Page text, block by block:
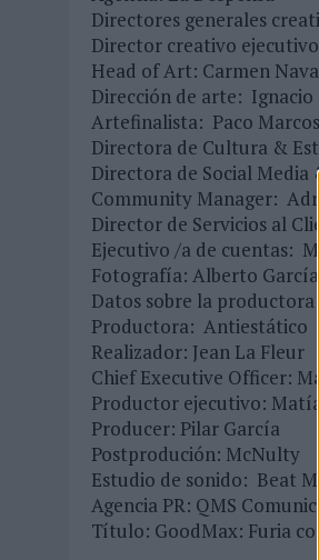
Directores generales
Director creativo
Head of Art: Carmen
Dirección de arte: Ignacio
Artefinalista: Paco Marcos
Directora de Cultura &
Directora de Social
Community Manager:
Director de Servicios al
Ejecutivo /a de cuentas:
Fotografía: Alberto
Datos sobre la
Productora: Antiestático
Realizador: Jean La Fleur
Chief Executive Officer:
Productor ejecutivo:
Producer: Pilar García
Postprodución: McNulty
Estudio de sonido: Beat
Agencia PR: QMS
Título: GoodMax: Furia